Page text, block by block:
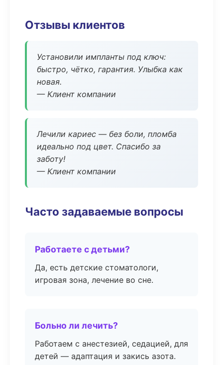
Отзывы клиентов
Установили импланты под ключ:
быстро, чётко, гарантия. Улыбка как
новая.
— Клиент компании
Лечили кариес — без боли, пломба
идеально под цвет. Спасибо за
заботу!
— Клиент компании
Часто задаваемые вопросы
Работаете с детьми?
Да, есть детские стоматологи,
игровая зона, лечение во сне.
Больно ли лечить?
Работаем с анестезией, седацией, для
детей — адаптация и закись азота.